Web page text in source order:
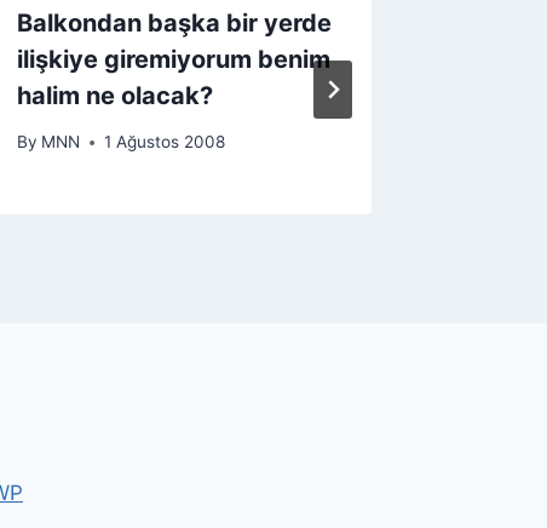
Balkondan başka bir yerde
ilişkiye giremiyorum benim
halim ne olacak?
By MNN 1 Ağustos 2008